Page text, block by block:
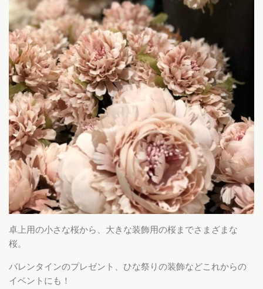
卓上用の小さな桜から、大きな装飾用の桜までさまざまな
桜。
バレンタインのプレゼント、ひな祭りの装飾などこれからの
イベントにも！